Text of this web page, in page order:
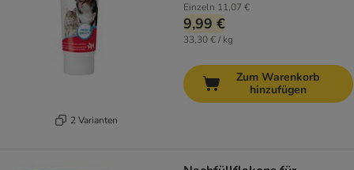
2 Varianten
Einzeln 11,07 €
9,99 €
33,30 € / kg
Zum Warenkorb
hinzufügen